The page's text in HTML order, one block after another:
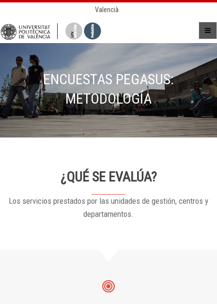
Valencià
ENCUESTAS PEGASUS:
METODOLOGÍA
¿QUÉ SE EVALÚA?
Los servicios prestados por las unidades de gestión, centros y
departamentos.